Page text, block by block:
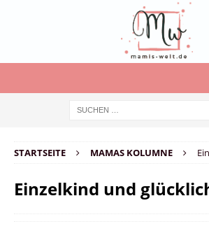
STARTSEITE MAMAS KOLUMNE
Einzelkind und